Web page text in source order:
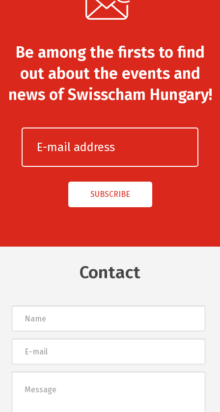
Be among the firsts to find
out about the events and
news of Swisscham Hungary!
Contact
mail